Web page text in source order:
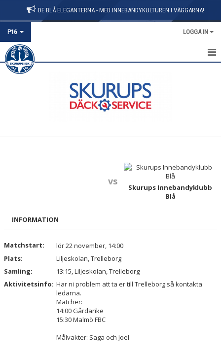
DE BLÅ ELEGANTERNA - MED INNEBANDYKULTUREN I VÄGGARNA!
P16 LOGGA IN
HEM
vs
Skurups Innebandyklubb
Blå
INFORMATION
Matchstart:
lör 22 november, 14:00
Plats:
Liljeskolan, Trelleborg
Samling:
13:15, Liljeskolan, Trelleborg
Aktivitetsinfo: Har ni problem att ta er till Trelleborg så kontakta
ledarna.
Matcher:
14:00 Gårdarike
15:30 Malmö FBC
Målvakter: Saga och Joel